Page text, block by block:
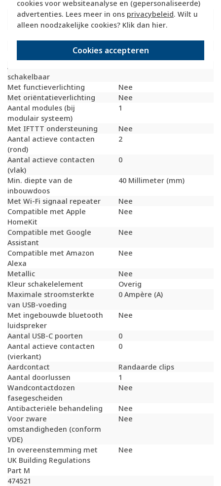
cookies voor websiteanalyse en (gepersonaliseerde)
advertenties. Lees meer in ons privacybeleid. Wilt u
alleen noodzakelijke cookies? Klik dan hier.
Cookies accepteren
Met doorlusvoorziening
Ja
Geschikt voor
beschermingsgraad (IP)
IP20
Schakelmateriaalhoogte
71 Millimeter (mm)
Schakelmateriaaldiepte
42 Millimeter (mm)
Aantal contactdozen
schakelbaar
Met functieverlichting
Nee
Met oriëntatieverlichting
Nee
Aantal modules (bij
modulair systeem)
1
Met IFTTT ondersteuning
Nee
Aantal actieve contacten
(rond)
2
Aantal actieve contacten
(vlak)
0
Min. diepte van de
inbouwdoos
40 Millimeter (mm)
Met Wi-Fi signaal repeater
Nee
Compatible met Apple
HomeKit
Nee
Compatible met Google
Assistant
Nee
Compatible met Amazon
Alexa
Nee
Metallic
Nee
Kleur schakelelement
Overig
Maximale stroomsterkte
van USB-voeding
0 Ampère (A)
Met ingebouwde bluetooth
luidspreker
Nee
Aantal USB-C poorten
0
Aantal actieve contacten
(vierkant)
0
Aardcontact
Randaarde clips
Aantal doorlussen
1
Wandcontactdozen
fasegescheiden
Nee
Antibacteriële behandeling
Nee
Voor zware
omstandigheden (conform
VDE)
Nee
In overeenstemming met
UK Building Regulations
Part M
Nee
474521